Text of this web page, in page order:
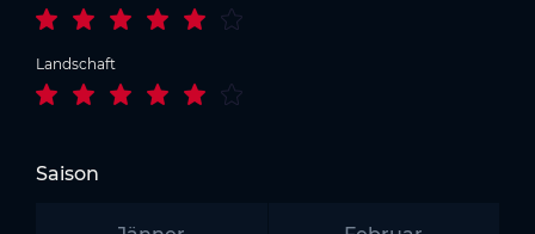
Landschaft
Saison